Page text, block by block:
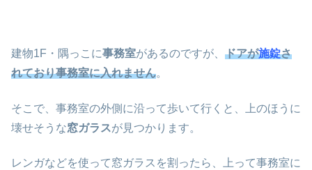
建物1F・隅っこに事務室があるのですが、 ドアが施錠さ
れており事務室に入れません。
そこで、事務室の外側に沿って歩いて行くと、上のほうに
壊せそうな窓ガラスが見つかります。
レンガなどを使って窓ガラスを割ったら、上って事務室に